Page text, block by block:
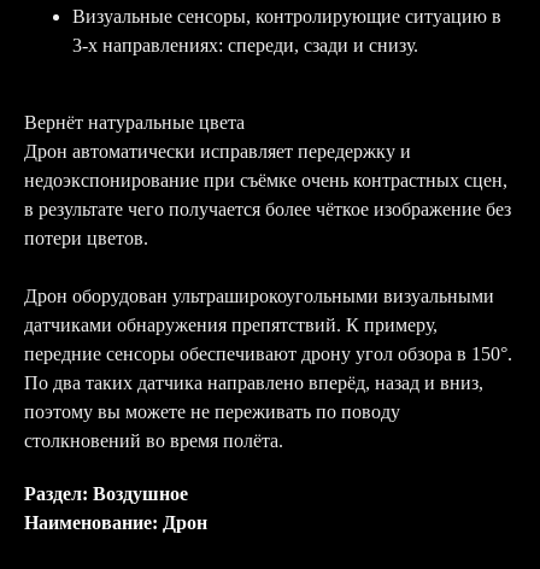
Визуальные сенсоры, контролирующие ситуацию в
3-х направлениях: спереди, сзади и снизу.
Вернёт натуральные цвета
Дрон автоматически исправляет передержку и
недоэкспонирование при съёмке очень контрастных сцен,
в результате чего получается более чёткое изображение без
потери цветов.
Дрон оборудован ультраширокоугольными визуальными
датчиками обнаружения препятствий. К примеру,
передние сенсоры обеспечивают дрону угол обзора в 150°.
По два таких датчика направлено вперёд, назад и вниз,
поэтому вы можете не переживать по поводу
столкновений во время полёта.
Раздел: Воздушное
Наименование: Дрон